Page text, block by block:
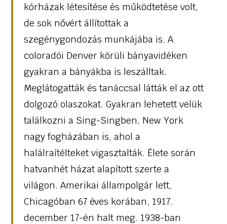
kórházak létesítése és működtetése volt,
de sok nővért állítottak a
szegénygondozás munkájába is. A
coloradói Denver körüli bányavidéken
gyakran a bányákba is leszálltak.
Meglátogatták és tanáccsal látták el az ott
dolgozó olaszokat. Gyakran lehetett velük
találkozni a Sing-Singben, New York
nagy fogházában is, ahol a
halálraítélteket vigasztalták. Élete során
hatvanhét házat alapított szerte a
világon. Amerikai állampolgár lett,
Chicagóban 67 éves korában, 1917.
december 17-én halt meg. 1938-ban